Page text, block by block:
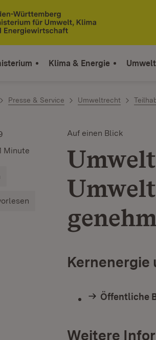
Klima & Energie
Presse & Service Umweltrecht
Auf einen Blick
Minute
Öffentliche
Weitere